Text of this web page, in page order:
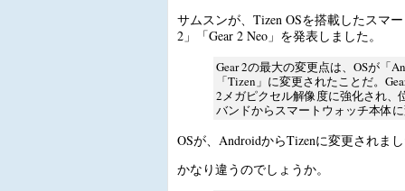
サムスンが、Tizen OSを搭載したスマ
2」「Gear 2 Neo」を発表しました。
Gear 2の最大の変更点は、OSが「
「Tizen」に変更されたことだ。
2メガピクセル解像度に強化され、
バンドからスマートウォッチ本体
OSが、AndroidからTizenに変更されま
かなり違うのでしょうか。